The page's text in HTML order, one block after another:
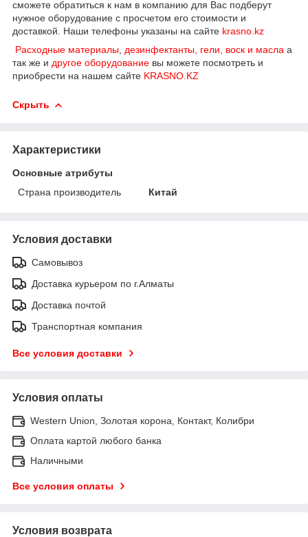
сможете обратиться к нам в компанию для Вас подберут
нужное оборудование с просчетом его стоимости и
доставкой. Наши телефоны указаны на сайте krasno.kz
Расходные материалы дезинфектанты, гели, воск и масла а
так же и другое оборудование вы можете посмотреть и
приобрести на нашем сайте KRASNO.KZ
Скрыть
Характеристики
Основные атрибуты
Страна производитель
Китай
Условия доставки
Самовывоз
Доставка курьером по г.Алматы
Доставка почтой
Транспортная компания
Все условия доставки
Условия оплаты
Western Union, Золотая корона, Контакт, Колибри
Оплата картой любого банка
Наличными
Все условия оплаты
Условия возврата